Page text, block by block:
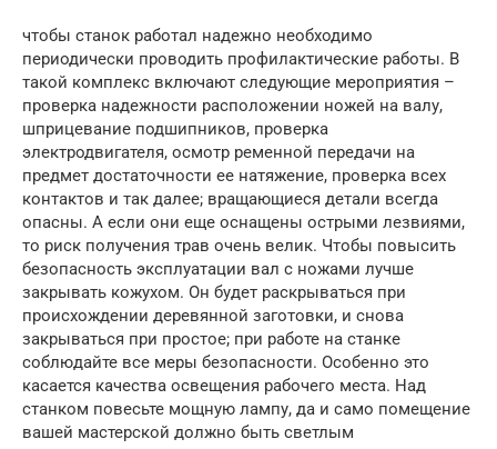
чтобы станок работал надежно необходимо
периодически проводить профилактические работы. В
такой комплекс включают следующие мероприятия –
проверка надежности расположении ножей на валу,
шприцевание подшипников, проверка
электродвигателя, осмотр ременной передачи на
предмет достаточности ее натяжение, проверка всех
контактов и так далее; вращающиеся детали всегда
опасны. А если они еще оснащены острыми лезвиями,
то риск получения трав очень велик. Чтобы повысить
безопасность эксплуатации вал с ножами лучше
закрывать кожухом. Он будет раскрываться при
происхождении деревянной заготовки, и снова
закрываться при простое; при работе на станке
соблюдайте все меры безопасности. Особенно это
касается качества освещения рабочего места. Над
станком повесьте мощную лампу, да и само помещение
вашей мастерской должно быть светлым